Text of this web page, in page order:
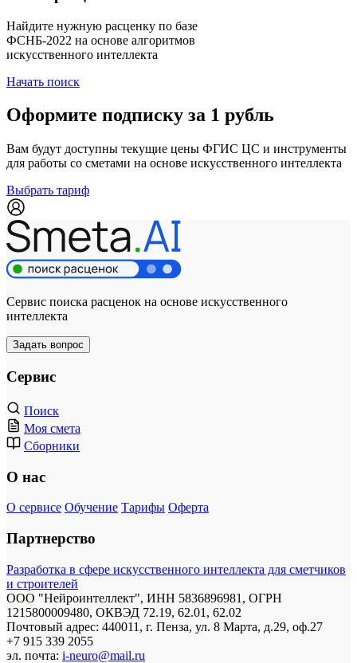
Найдите нужную расценку по базе
ФСНБ-2022 на основе алгоритмов
искусственного интеллекта
Начать поиск
Оформите подписку за 1 рубль
Вам будут доступны текущие цены ФГИС ЦС и инструменты
для работы со сметами на основе искусственного интеллекта
Выбрать тариф
Сервис поиска расценок на основе искусственного
интеллекта
Задать вопрос
Сервис
Поиск
Моя смета
Сборники
О нас
О сервисе Обучение Тарифы Оферта
Партнерство
Разработка в сфере искусственного интеллекта для сметчиков
и строителей
ООО "Нейроинтеллект", ИНН 5836896981, ОГРН
1215800009480, ОКВЭД 72.19, 62.01, 62.02
Почтовый адрес: 440011, г. Пенза, ул. 8 Марта, д.29, оф.27
+7 915 339 2055
эл. почта: i-neuro@mail.ru